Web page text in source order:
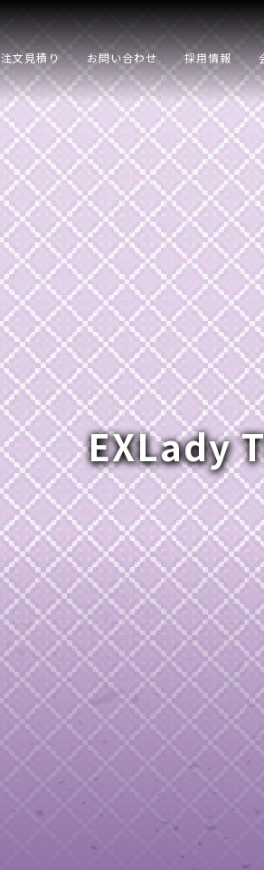
EXLady
注文見積り お問い合わせ 採用情報